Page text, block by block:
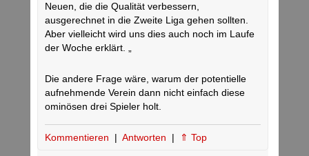
Neuen, die die Qualität verbessern,
ausgerechnet in die Zweite Liga gehen sollten.
Aber vielleicht wird uns dies auch noch im Laufe
der Woche erklärt. „
Die andere Frage wäre, warum der potentielle
aufnehmende Verein dann nicht einfach diese
ominösen drei Spieler holt.
Kommentieren | Antworten | ⇑ Top